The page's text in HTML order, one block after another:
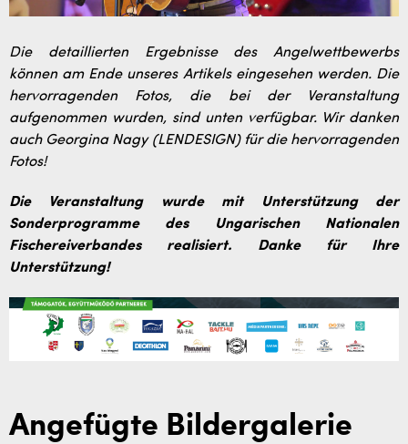
Die detaillierten Ergebnisse des Angelwettbewerbs
können am Ende unseres Artikels eingesehen werden. Die
hervorragenden Fotos, die bei der Veranstaltung
aufgenommen wurden, sind unten verfügbar. Wir danken
auch Georgina Nagy (LENDESIGN) für die hervorragenden
Fotos!
Die Veranstaltung wurde mit Unterstützung der
Sonderprogramme des Ungarischen Nationalen
Fischereiverbandes realisiert. Danke für Ihre
Unterstützung!
Angefügte Bildergalerie